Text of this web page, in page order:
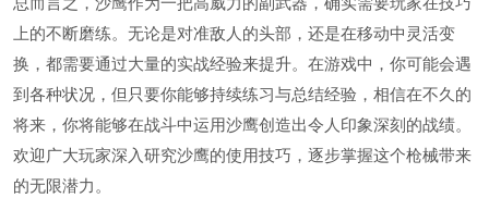
上的不断磨练。无论是对准敌人的头部，还是在移动中灵活变
换，都需要通过大量的实战经验来提升。在游戏中，你可能会遇
到各种状况，但只要你能够持续练习与总结经验，相信在不久的
将来，你将能够在战斗中运用沙鹰创造出令人印象深刻的战绩。
欢迎广大玩家深入研究沙鹰的使用技巧，逐步掌握这个枪械带来
的无限潜力。